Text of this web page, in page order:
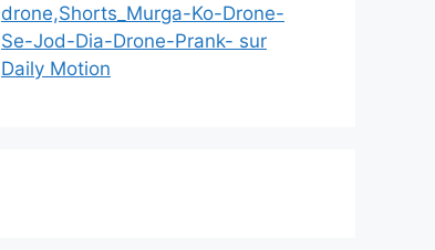
drone,Shorts_Murga-Ko-Drone-
Se-Jod-Dia-Drone-Prank- sur
Daily Motion